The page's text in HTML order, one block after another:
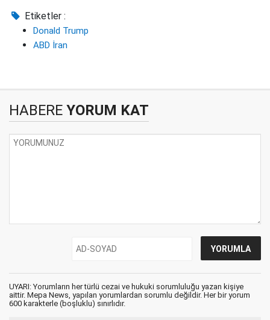
Etiketler :
Donald Trump
ABD İran
HABERE YORUM KAT
UYARI: Yorumların her türlü cezai ve hukuki sorumluluğu yazan kişiye
aittir. Mepa News, yapılan yorumlardan sorumlu değildir. Her bir yorum
600 karakterle (boşluklu) sınırlıdır.